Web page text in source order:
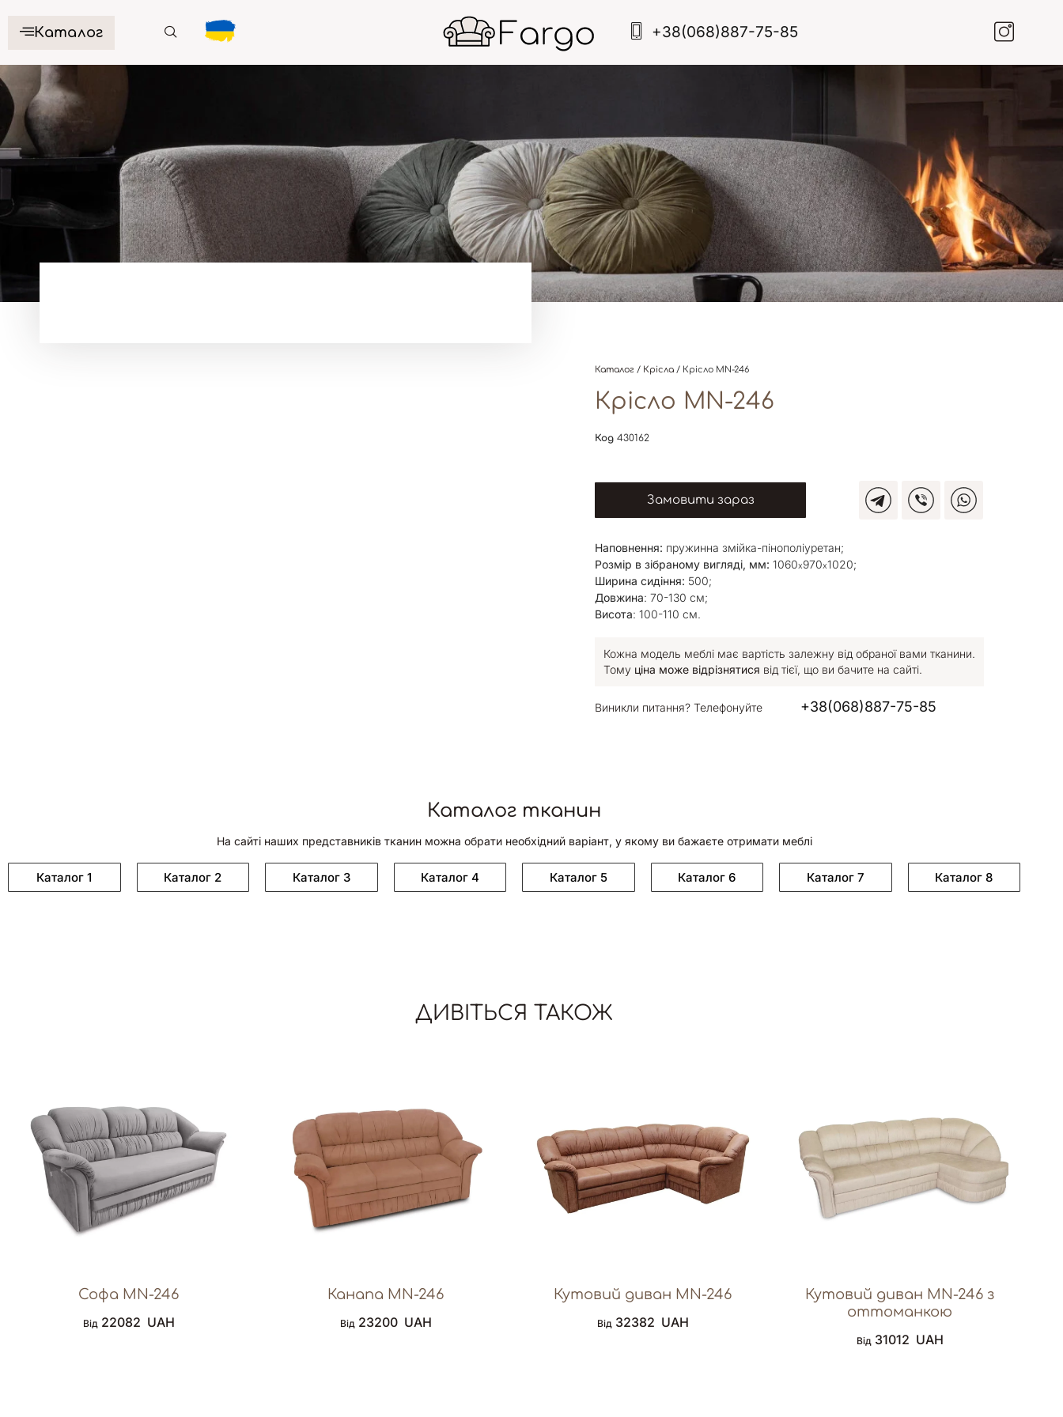
Каталог +38(068)887-75-85
Каталог / Крісла / Крісло MN-246
Крісло MN-246
Код 430162
Замовити зараз
Наповнення: пружинна змійка-пінополіуретан;
Розмір в зібраному вигляді, мм: 1060x970x1020;
Ширина сидіння: 500;
Довжина: 70-130 см;
Висота: 100-110 см.
Кожна модель меблі має вартість залежну від обраної вами тканини.
Тому ціна може відрізнятися від тієї, що ви бачите на сайті.
Виникли питання? Телефонуйте +38(068)887-75-85
Каталог тканин
На сайті наших представників тканин можна обрати необхідний варіант, у якому ви бажаєте отримати меблі
Каталог 1 Каталог 2 Каталог 3 Каталог 4 Каталог 5 Каталог 6 Каталог 7 Каталог 8
ДИВІТЬСЯ ТАКОЖ
Софа MN-246
Від 22082 UAH
Канапа MN-246
Від 23200 UAH
Кутовий диван MN-246
Від 32382 UAH
Кутовий диван MN-246 з
оттоманкою
Від 31012 UAH